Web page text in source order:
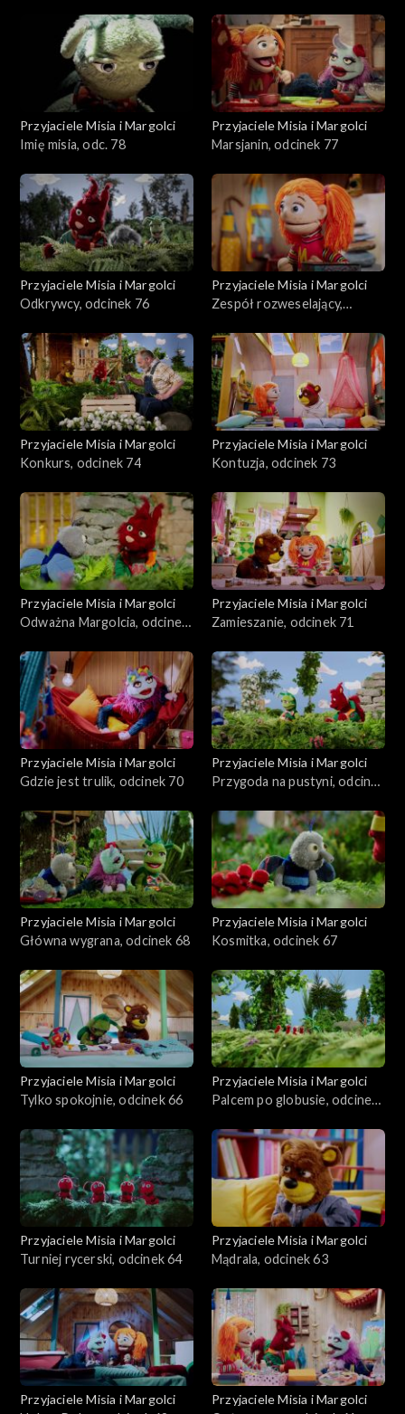
Przyjaciele Misia i Margolci
Imię misia, odc. 78
Przyjaciele Misia i Margolci
Marsjanin, odcinek 77
Przyjaciele Misia i Margolci
Odkrywcy, odcinek 76
Przyjaciele Misia i Margolci
Zespół rozweselający,
Przyjaciele Misia i Margolci
Konkurs, odcinek 74
Przyjaciele Misia i Margolci
Kontuzja, odcinek 73
Przyjaciele Misia i Margolci
Odważna Margolcia, odcinek
Przyjaciele Misia i Margolci
Zamieszanie, odcinek 71
Przyjaciele Misia i Margolci
Gdzie jest trulik, odcinek 70
Przyjaciele Misia i Margolci
Przygoda na pustyni, odcinek
Przyjaciele Misia i Margolci
Główna wygrana, odcinek 68
Przyjaciele Misia i Margolci
Kosmitka, odcinek 67
Przyjaciele Misia i Margolci
Tylko spokojnie, odcinek 66
Przyjaciele Misia i Margolci
Palcem po globusie, odcinek
Przyjaciele Misia i Margolci
Turniej rycerski, odcinek 64
Przyjaciele Misia i Margolci
Mądrala, odcinek 63
Przyjaciele Misia i Margolci
Przyjaciele Misia i Margolci